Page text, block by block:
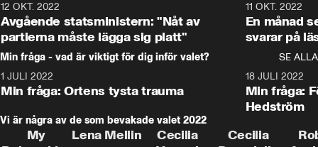
12 OKT. 2022
Avgående statsministern: "Nåt av
partierna måste lägga sig platt"
11 OKT. 2022
En månad
svarar på
Min fråga - vad är viktigt för dig inför valet?
SE ALLA
1 JULI 2022
Min fråga: Ortens tysta trauma
18 JULI 2022
Min fråga:
Hedström
Vi är några av de som bevakade valet 2022
My
Lena Mellin
Cecilia
Cecilia